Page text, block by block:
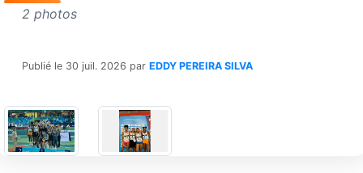
2 photos
Publié le 30 juil. 2026 par EDDY PEREIRA SILVA